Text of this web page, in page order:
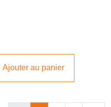
Ajouter au panier